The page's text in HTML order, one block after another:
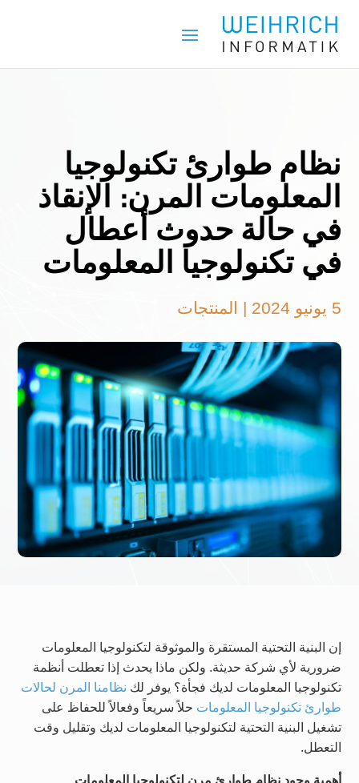
نظام طوارئ تكنولوجيا
المعلومات المرن: الإنقاذ
في حالة حدوث أعطال
في تكنولوجيا المعلومات
5 يونيو 2024 | المنتجات
إن البنية التحتية المستقرة والموثوقة لتكنولوجيا المعلومات
ضرورية لأي شركة حديثة. ولكن ماذا يحدث إذا تعطلت أنظمة
تكنولوجيا المعلومات لديك فجأة؟ يوفر لك نظامنا المرن لحالات
طوارئ تكنولوجيا المعلومات حلاً سريعاً وفعالاً للحفاظ على
تشغيل البنية التحتية لتكنولوجيا المعلومات لديك وتقليل وقت
التعطل.
أهمية وجود نظام طوارئ مرن لتكنولوجيا المعلومات